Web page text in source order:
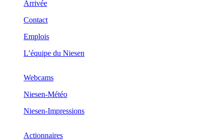
Arrivée
Contact
Emplois
L’équipe du Niesen
Webcams
Niesen-Météo
Niesen-Impressions
Actionnaires